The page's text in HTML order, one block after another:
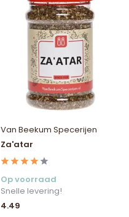
Van Beekum Specerijen
Za'atar
Op voorraad
Snelle levering!
4.49